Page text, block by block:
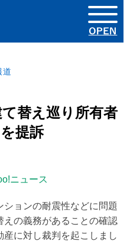
道
替え巡り所有者
提訴
ニュース
ョンの耐震性などに問題
えの義務があることの確認
に対し裁判を起こしまし